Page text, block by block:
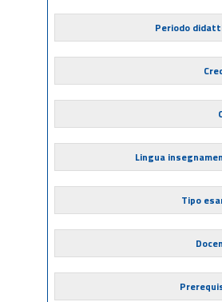
Periodo
Lingua
Tipo